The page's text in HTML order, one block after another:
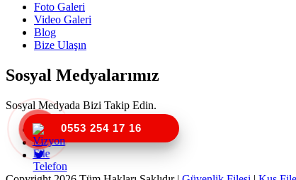
0553 254 17 16
Foto Galeri
Video Galeri
Blog
Bize Ulaşın
Sosyal Medyalarımız
Sosyal Medyada Bizi Takip Edin.